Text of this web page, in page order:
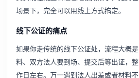
场景下，完全可以用线上方式搞定。
线下公证的痛点
如果你走传统的线下公证处，流程大概
料、双方法人要到场、提交后等出证，
作日左右。万一遇到法人出差或者材料不